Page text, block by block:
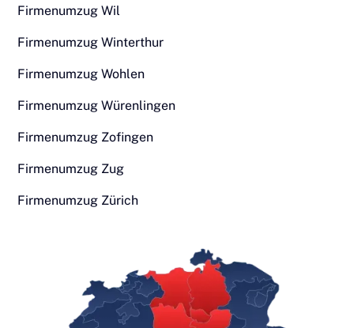
Firmenumzug Wil
Firmenumzug Winterthur
Firmenumzug Wohlen
Firmenumzug Würenlingen
Firmenumzug Zofingen
Firmenumzug Zug
Firmenumzug Zürich